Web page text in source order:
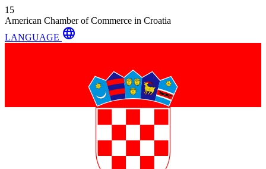
15
American Chamber of Commerce in Croatia
LANGUAGE language